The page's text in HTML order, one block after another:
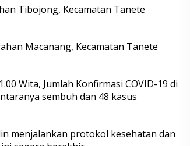
Tibojong, Kecamatan Tanete
Macanang, Kecamatan Tanete
Wita, Jumlah Konfirmasi COVID-19 di
sembuh dan 48 kasus
menjalankan protokol kesehatan dan